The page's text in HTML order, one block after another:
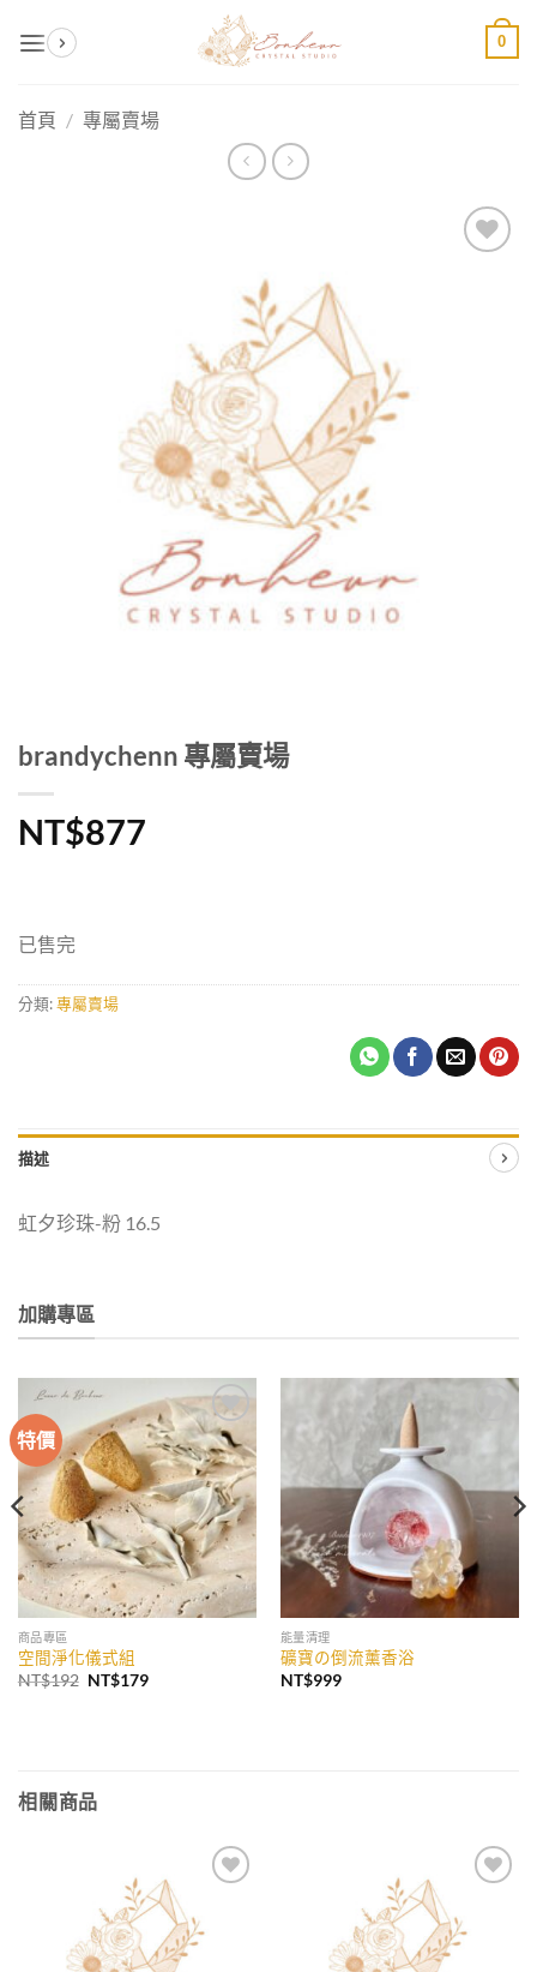
0
首頁 / 專屬賣場
brandychenn 專屬賣場
NT$877
已售完
分類:專屬賣場
描述
虹夕珍珠-粉 16.5
加購專區
特價
加入
收藏
商品專區
空間淨化儀式組
NT$192 原
NT$179目
收藏
能量清理
礦寶の倒流薰香浴
NT$999
相關商品